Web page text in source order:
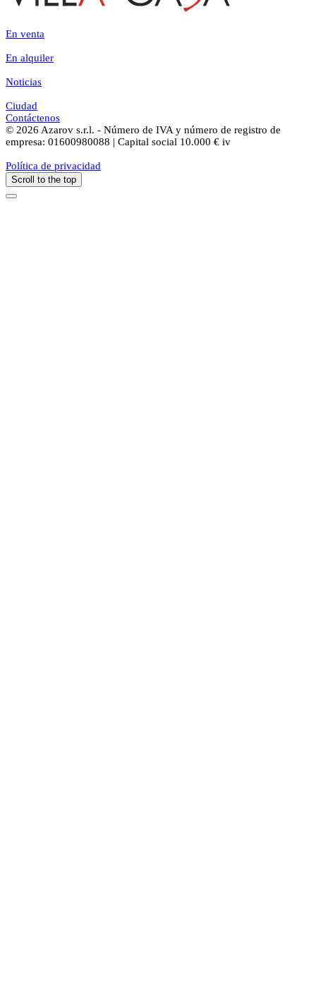
En venta
En alquiler
Noticias
Ciudad
Contáctenos
© 2026 Azarov s.r.l. - Número de IVA y número de registro de
empresa: 01600980088 | Capital social 10.000 € iv
Política de privacidad
Scroll to the top